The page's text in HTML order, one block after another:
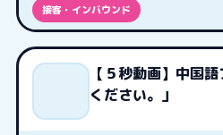
接客・インバウンド
【５秒動画】中国
ください。」